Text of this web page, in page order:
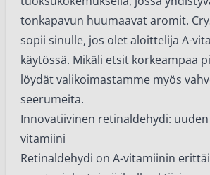
tonkapavun huumaavat aromit.
sopii sinulle, jos olet aloittelija A-
käytössä. Mikäli etsit korkeampaa
löydät valikoimastamme myös
seerumeita.
Innovatiivinen retinaldehydi:
vitamiini
Retinaldehydi on A-vitamiinin